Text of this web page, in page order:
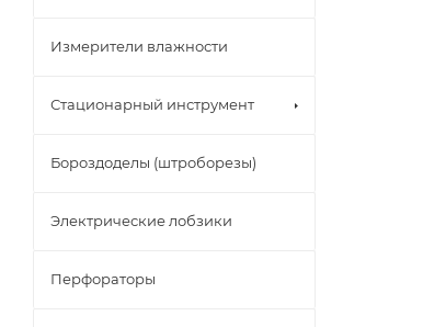
Измерители влажности
Стационарный инструмент
Бороздоделы (штроборезы)
Электрические лобзики
Перфораторы